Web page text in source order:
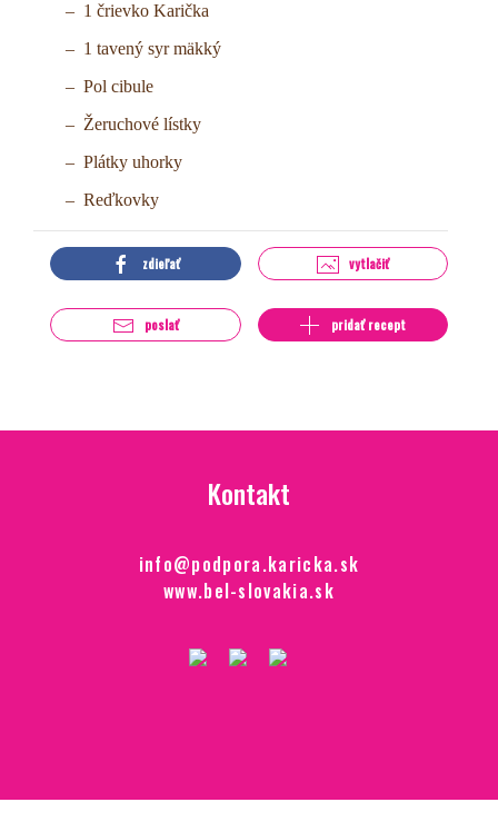
1 črievko Karička
1 tavený syr mäkký
Pol cibule
Žeruchové lístky
Plátky uhorky
Reďkovky
zdieľať vytlačiť
poslať pridať recept
Kontakt
info@podpora.karicka.sk
www.bel-slovakia.sk